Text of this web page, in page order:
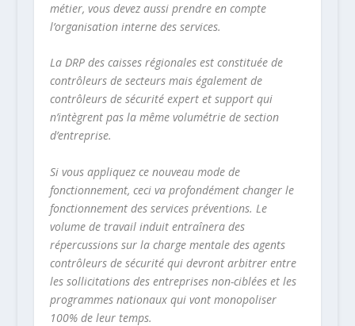
métier, vous devez aussi prendre en compte
l’organisation interne des services.
La DRP des caisses régionales est constituée de
contrôleurs de secteurs mais également de
contrôleurs de sécurité expert et support qui
n’intègrent pas la même volumétrie de section
d’entreprise.
Si vous appliquez ce nouveau mode de
fonctionnement, ceci va profondément changer le
fonctionnement des services préventions. Le
volume de travail induit entraînera des
répercussions sur la charge mentale des agents
contrôleurs de sécurité qui devront arbitrer entre
les sollicitations des entreprises non-ciblées et les
programmes nationaux qui vont monopoliser
100% de leur temps.